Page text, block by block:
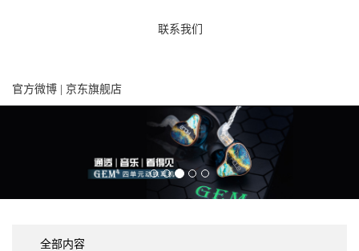
联系我们
官方微博 京东旗舰店
全部内容